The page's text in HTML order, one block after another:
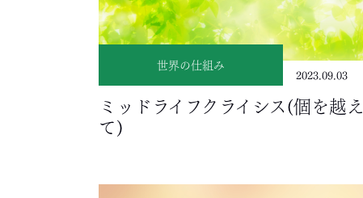
世界の仕組み
2023.09.03
ミッドライフクライシス(個を越え
て)